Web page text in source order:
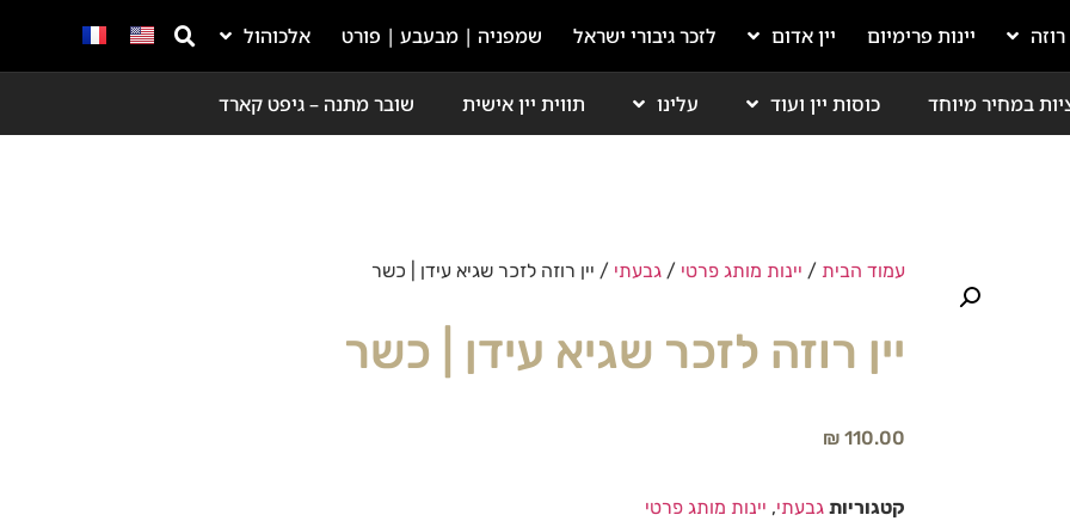
רוזה יינות פרימיום יין אדום לזכר גיבורי ישראל שמפניה | מבעבע | פורט אלכוהול
במחיר מיוחד כוסות יין ועוד עלינו תווית יין אישית שובר מתנה – גיפט קארד
עמוד הבית / יינות מותג פרטי / גבעתי / יין רוזה לזכר שגיא עידן | כשר
יין רוזה לזכר שגיא עידן | כשר
₪ 110.00
קטגוריות גבעתי, יינות מותג פרטי